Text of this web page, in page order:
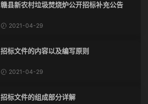
赣县新农村垃圾焚烧炉公开招标补充公告
2021-04-29
招标文件的内容以及编写原则
2021-04-29
招标文件的组成部分详解